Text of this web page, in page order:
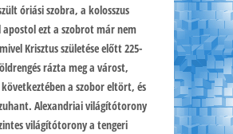
óriási szobra, a kolosszus
apostol ezt a szobrot már nem
Krisztus születése előtt 225-
rázta meg a várost,
a szobor eltört, és
Alexandriai világítótorony
világítótorony a tengeri